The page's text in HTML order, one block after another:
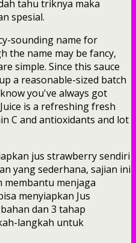
tahu triknya maka
spesial.
sounding name for
the name may be fancy,
simple. Since this sauce
a reasonable-sized batch
you've always got
is a refreshing fresh
C and antioxidants and lot
jus strawberry sendiri
yang sederhana, sajian ini
membantu menjaga
menyiapkan Jus
dan 3 tahap
langkah untuk